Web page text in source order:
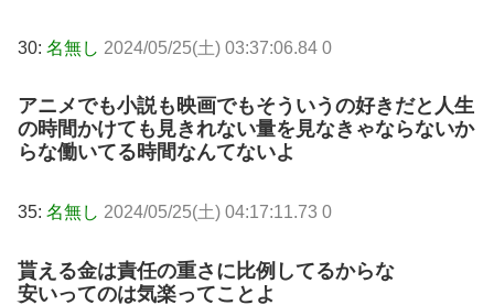
30: 名無し 2024/05/25(土) 03:37:06.84 0
アニメでも小説も映画でもそういうの好きだと人生
の時間かけても見きれない量を見なきゃならないか
らな働いてる時間なんてないよ
35: 名無し 2024/05/25(土) 04:17:11.73 0
貰える金は責任の重さに比例してるからな
安いってのは気楽ってことよ